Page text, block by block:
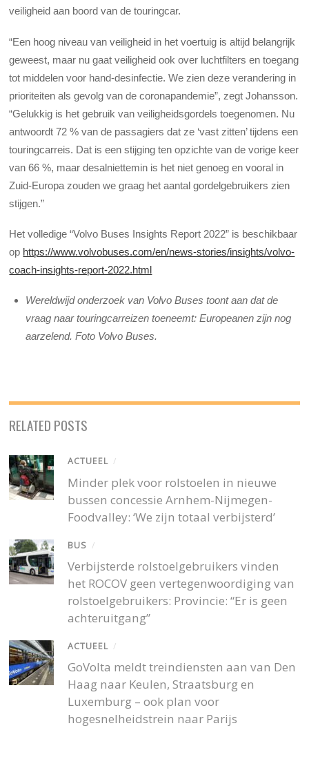
veiligheid aan boord van de touringcar.
“Een hoog niveau van veiligheid in het voertuig is altijd belangrijk
geweest, maar nu gaat veiligheid ook over luchtfilters en toegang
tot middelen voor hand-desinfectie. We zien deze verandering in
prioriteiten als gevolg van de coronapandemie”, zegt Johansson.
“Gelukkig is het gebruik van veiligheidsgordels toegenomen. Nu
antwoordt 72 % van de passagiers dat ze ‘vast zitten’ tijdens een
touringcarreis. Dat is een stijging ten opzichte van de vorige keer
van 66 %, maar desalniettemin is het niet genoeg en vooral in
Zuid-Europa zouden we graag het aantal gordelgebruikers zien
stijgen.”
Het volledige “Volvo Buses Insights Report 2022” is beschikbaar
op https://www.volvobuses.com/en/news-stories/insights/volvo-
coach-insights-report-2022.html
Wereldwijd onderzoek van Volvo Buses toont aan dat de
vraag naar touringcarreizen toeneemt: Europeanen zijn nog
aarzelend. Foto Volvo Buses.
RELATED POSTS
ACTUEEL /
Minder plek voor rolstoelen in nieuwe
bussen concessie Arnhem-Nijmegen-
Foodvalley: ‘We zijn totaal verbijsterd’
BUS /
Verbijsterde rolstoelgebruikers vinden
het ROCOV geen vertegenwoordiging van
rolstoelgebruikers: Provincie: “Er is geen
achteruitgang”
ACTUEEL /
GoVolta meldt treindiensten aan van Den
Haag naar Keulen, Straatsburg en
Luxemburg – ook plan voor
hogesnelheidstrein naar Parijs